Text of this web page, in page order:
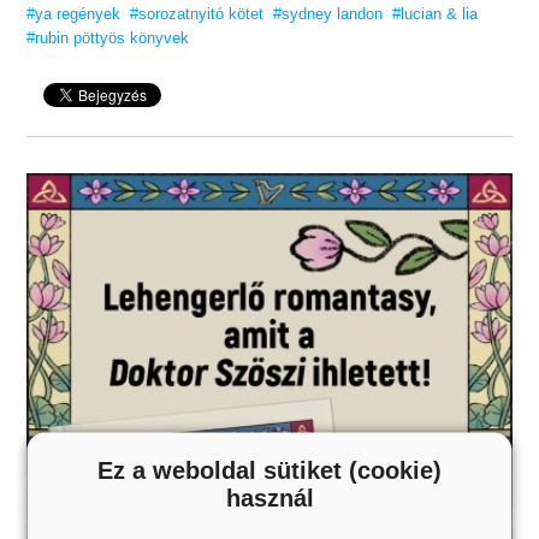
#ya regények
#sorozatnyitó kötet #sydney landon #lucian & lia
#rubin pöttyös könyvek
Ez a weboldal sütiket (cookie)
használ